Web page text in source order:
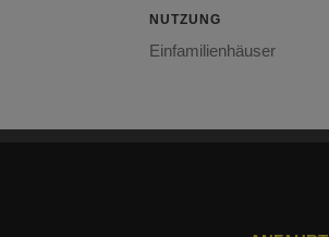
NUTZUNG
Einfamilienhäuser